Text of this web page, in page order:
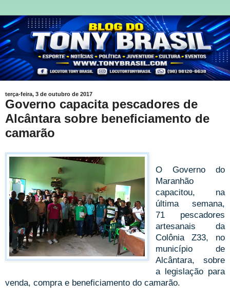
terça-feira, 3 de outubro de 2017
Governo capacita pescadores de
Alcântara sobre beneficiamento de
camarão
O Governo do
Maranhão
capacitou, na
última semana,
71 pescadores
artesanais da
Colônia Z33, no
município de
Alcântara, sobre
a legislação para
venda, compra e beneficiamento do camarão.